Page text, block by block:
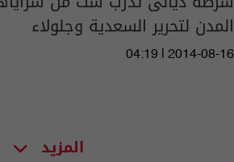
المدن لتحرير السعدية وجلولاء
04:19 | 2014-08-16
المزيد